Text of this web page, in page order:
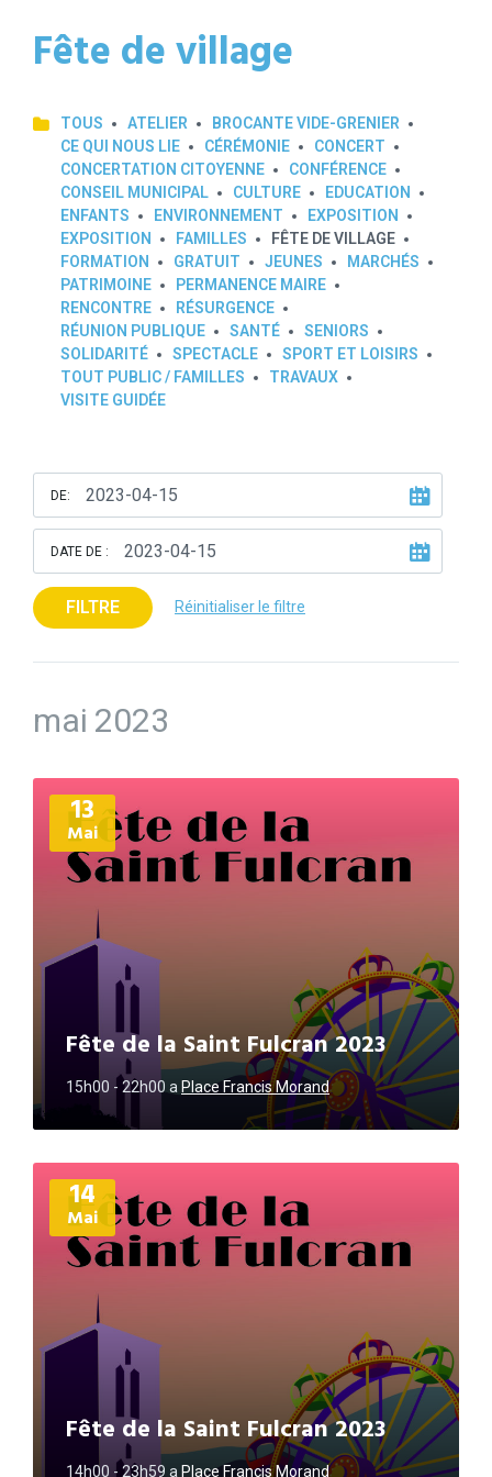
Fête de village
TOUS ATELIER
BROCANTE VIDE-GRENIER
CE QUI NOUS LIE
CÉRÉMONIE
CONCERT
CONCERTATION CITOYENNE
CONFÉRENCE
CONSEIL MUNICIPAL
CULTURE
EDUCATION
ENFANTS
ENVIRONNEMENT
EXPOSITION
EXPOSITION
FAMILLES
FÊTE DE VILLAGE
FORMATION
GRATUIT JEUNES
MARCHÉS
PATRIMOINE
PERMANENCE MAIRE
RENCONTRE
RÉSURGENCE
RÉUNION PUBLIQUE
SANTÉ
SENIORS
SOLIDARITÉ
SPECTACLE
SPORT ET LOISIRS
TOUT PUBLIC / FAMILLES
TRAVAUX
VISITE GUIDÉE
DE:
DATE DE :
FILTRE Réinitialiser le filtre
mai 2023
13
Mai
Fête de la Saint Fulcran 2023
15h00 - 22h00 a Place Francis Morand
Plus
d'informations
14
Mai
Fête de la Saint Fulcran 2023
14h00 - 23h59 a Place Francis Morand
Plus
d'informations